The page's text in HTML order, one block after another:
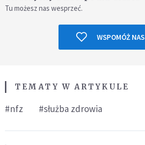
Tu możesz nas wesprzeć.
WSPOMÓŻ NAS
TEMATY W ARTYKULE
#nfz #służba zdrowia